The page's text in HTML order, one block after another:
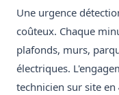
Une urgence
coûteux. Chaque
plafonds, murs,
électriques.
technicien sur site en